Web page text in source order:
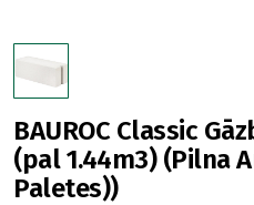
BAUROC Classic
(pal 1.44m3) (Pilna
Paletes))